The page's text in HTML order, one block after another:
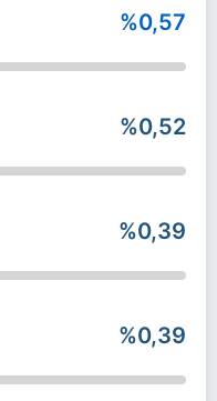
%0,57
%0,52
%0,39
%0,39